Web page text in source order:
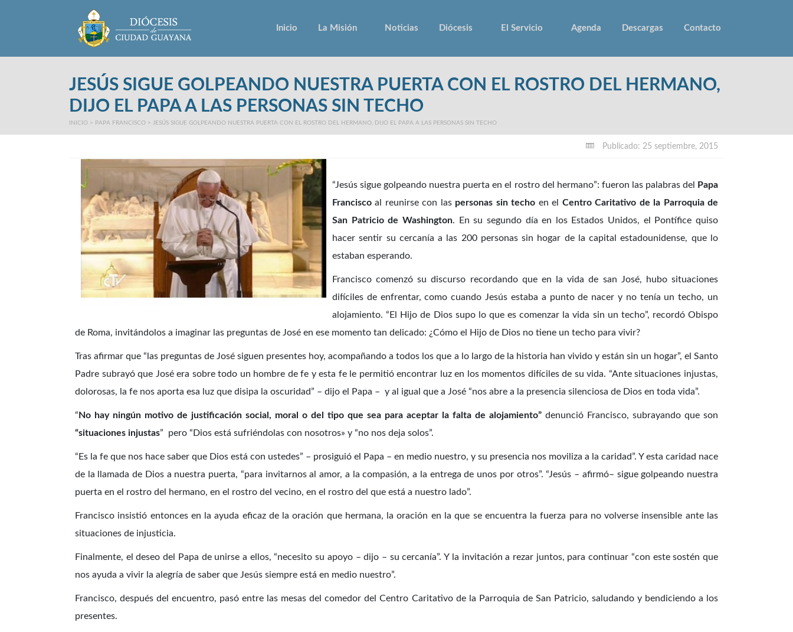
Inicio La Misión Noticias Diócesis El Servicio Agenda Descargas Contacto
JESÚS SIGUE GOLPEANDO NUESTRA PUERTA CON EL ROSTRO DEL HERMANO,
DIJO EL PAPA A LAS PERSONAS SIN TECHO
INICIO > PAPA FRANCISCO > JESÚS SIGUE GOLPEANDO NUESTRA PUERTA CON EL ROSTRO DEL HERMANO, DIJO EL PAPA A LAS PERSONAS SIN TECHO
Publicado: 25 septiembre, 2015
“Jesús sigue golpeando nuestra puerta en el rostro del hermano”: fueron las palabras del
Papa
Francisco al reunirse con laspersonas sin techo en el Centro Caritativo de la Parroquia de
San Patricio de Washington. En su segundo día en los Estados Unidos, el Pontífice quiso
hacer sentir su cercanía a las 200 personas sin hogar de la capital estadounidense, que lo
estaban esperando.
Francisco comenzó su discurso recordando que en la vida de san José, hubo situaciones
difíciles de enfrentar, como cuando Jesús estaba a punto de nacer y no tenía un techo, un
alojamiento. “El Hijo de Dios supo lo que es comenzar la vida sin un techo”, recordó Obispo
de Roma, invitándolos a imaginar las preguntas de José en ese momento tan delicado: ¿Cómo el Hijo de Dios no tiene un techo para vivir?
Tras afirmar que “las preguntas de José siguen presentes hoy, acompañando a todos los que a lo largo de la historia han vivido y están sin un hogar”, el Santo
Padre subrayó que José era sobre todo un hombre de fe y esta fe le permitió encontrar luz en los momentos difíciles de su vida. “Ante situaciones injustas,
dolorosas, la fe nos aporta esa luz que disipa la oscuridad” – dijo el Papa – y al igual que a José “nos abre a la presencia silenciosa de Dios en toda vida”.
“ No hay ningún motivo de justificación social, moral o del tipo que sea para aceptar la falta de alojamiento” denunció Francisco, subrayando que son
“situaciones injustas” pero “Dios está sufriéndolas con nosotros» y “no nos deja solos”.
“Es la fe que nos hace saber que Dios está con ustedes” – prosiguió el Papa – en medio nuestro, y su presencia nos moviliza a la caridad”. Y esta caridad nace
de la llamada de Dios a nuestra puerta, “para invitarnos al amor, a la compasión, a la entrega de unos por otros”. “Jesús – afirmó– sigue golpeando nuestra
puerta en el rostro del hermano, en el rostro del vecino, en el rostro del que está a nuestro lado”.
Francisco insistió entonces en la ayuda eficaz de la oración que hermana, la oración en la que se encuentra la fuerza para no volverse insensible ante las
situaciones de injusticia.
Finalmente, el deseo del Papa de unirse a ellos, “necesito su apoyo – dijo – su cercanía”. Y la invitación a rezar juntos, para continuar “con este sostén que
nos ayuda a vivir la alegría de saber que Jesús siempre está en medio nuestro”.
Francisco, después del encuentro, pasó entre las mesas del comedor del Centro Caritativo de la Parroquia de San Patricio, saludando y bendiciendo a los
presentes.